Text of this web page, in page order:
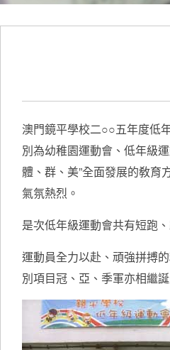
澳門鏡平學校二○○五年度低
別為幼稚園運動會、低年級
體、群、美”全面發展的敎育
氣氛熱烈。
是次低年級運動會共有短跑
運動員全力以赴、頑強拼搏
別項目冠、亞、季軍亦相繼誕